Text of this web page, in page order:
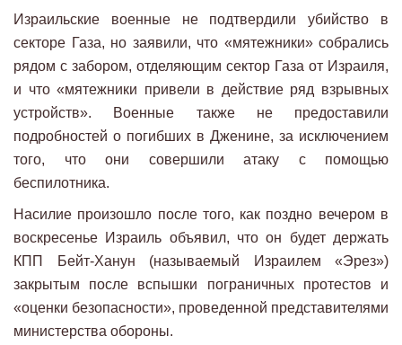
Израильские военные не подтвердили убийство в
секторе Газа, но заявили, что «мятежники» собрались
рядом с забором, отделяющим сектор Газа от Израиля,
и что «мятежники привели в действие ряд взрывных
устройств». Военные также не предоставили
подробностей о погибших в Дженине, за исключением
того, что они совершили атаку с помощью
беспилотника.
Насилие произошло после того, как поздно вечером в
воскресенье Израиль объявил, что он будет держать
КПП Бейт-Ханун (называемый Израилем «Эрез»)
закрытым после вспышки пограничных протестов и
«оценки безопасности», проведенной представителями
министерства обороны.